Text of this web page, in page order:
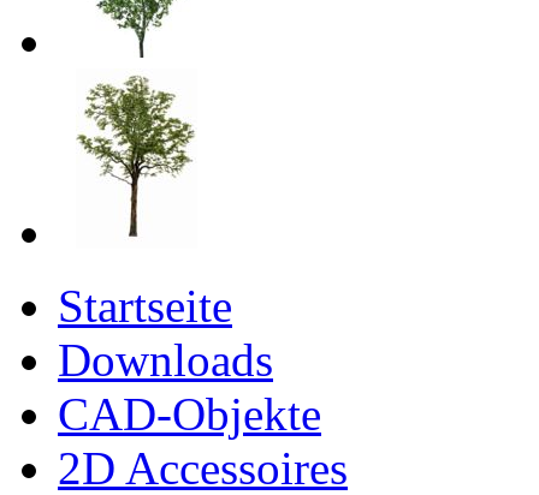
Startseite
Downloads
CAD-Objekte
2D Accessoires